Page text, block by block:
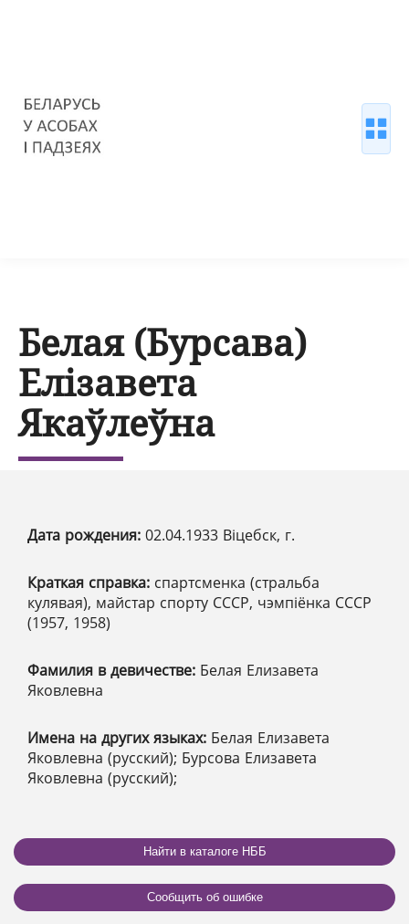
Белая (Бурсава)
Елізавета
Якаўлеўна
Дата рождения: 02.04.1933 Віцебск, г.
Краткая справка: спартсменка (стральба
кулявая), майстар спорту СССР, чэмпіёнка СССР
(1957, 1958)
Фамилия в девичестве: Белая Елизавета
Яковлевна
Имена на других языках: Белая Елизавета
Яковлевна (русский); Бурсова Елизавета
Яковлевна (русский);
Найти в каталоге НББ
Сообщить об ошибке